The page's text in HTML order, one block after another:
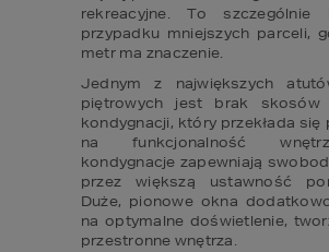
rekreacyjne. To
przypadku mniejszych parceli,
metr ma znaczenie.
Jednym z największych
piętrowych jest brak skosów
kondygnacji, który przekłada się
na funkcjonalność
kondygnacje zapewniają
przez większą ustawność
Duże, pionowe okna
na optymalne doświetlenie,
przestronne wnętrza.